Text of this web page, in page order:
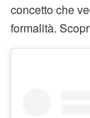
concetto che
formalità.